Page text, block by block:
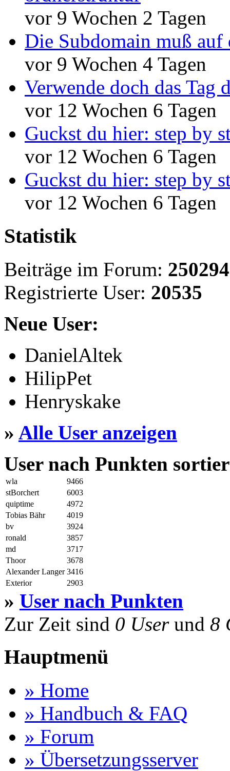
vor 9 Wochen 2 Tagen
Die Subdomain muß auf
vor 9 Wochen 4 Tagen
Verwende doch das Tag
vor 12 Wochen 6 Tagen
Guckst du hier: step by
vor 12 Wochen 6 Tagen
Guckst du hier: step by
vor 12 Wochen 6 Tagen
Statistik
Beiträge im Forum: 250294
Registrierte User: 20535
Neue User:
DanielAltek
HilipPet
Henryskake
» Alle User anzeigen
User nach Punkten
wla
9466
stBorchert
6003
quiptime
4972
Tobias Bähr
4019
bv
3924
ronald
3857
md
3717
Thoor
3678
Alexander Langer 3416
Exterior
2903
» User nach Punkten
Zur Zeit sind 0 Userund 8
Hauptmenü
» Home
» Handbuch & FAQ
» Forum
» Übersetzungsserver